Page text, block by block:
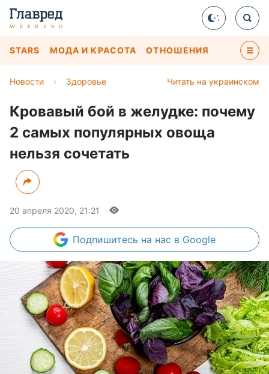
STARS МОДА И КРАСОТА ОТНОШЕНИЯ
Читать на украинском
Новости › Здоровье
Кровавый бой в желудке: почему
2 самых популярных овоща
нельзя сочетать
20 апреля 2020, 21:21
Подпишитесь на нас в Google